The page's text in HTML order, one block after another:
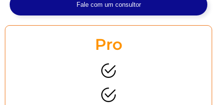
Fale com um consultor
Pro